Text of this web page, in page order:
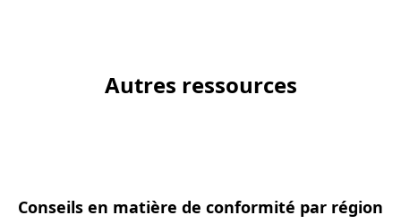
Autres ressources
Conseils en matière de conformité par région